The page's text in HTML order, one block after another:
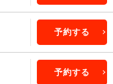
予約する
予約する